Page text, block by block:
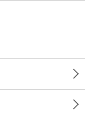
Colori
Effetto floreale;